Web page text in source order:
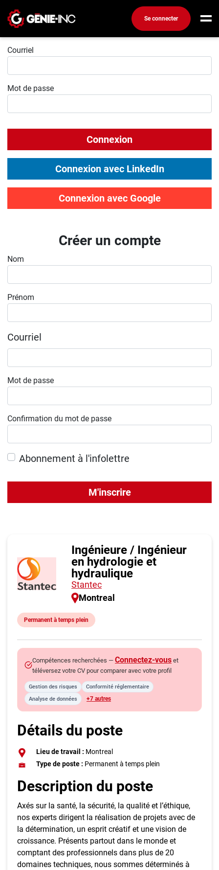
Se connecter
Connexion
Emplois
Ma boîte à outils
Conseils carrière
Métiers
Nos chroniques
Publiez une offre d'emploi
Connexion
Courriel
Mot de passe
Connexion
Connexion avec LinkedIn
Connexion avec Google
Créer un compte
Nom
Prénom
Courriel
Mot de passe
Confirmation du mot de passe
Abonnement à l'infolettre
M'inscrire
Ingénieure / Ingénieur
en hydrologie et
hydraulique
Stantec
Montreal
Permanent à temps plein
Compétences recherchées — Connectez-vous et
téléversez votre CV pour comparer avec votre profil
Gestion des risques
Conformité réglementaire
Analyse de données
+7 autres
Détails du poste
Lieu de travail : Montreal
Type de poste : Permanent à temps plein
Description du poste
Axés sur la santé, la sécurité, la qualité et l’éthique,
nos experts dirigent la réalisation de projets avec de
la détermination, un esprit créatif et une vision de
croissance. Présents partout dans le monde et
comptant des professionnels dans plus de 20
domaines techniques, nous sommes déterminés à